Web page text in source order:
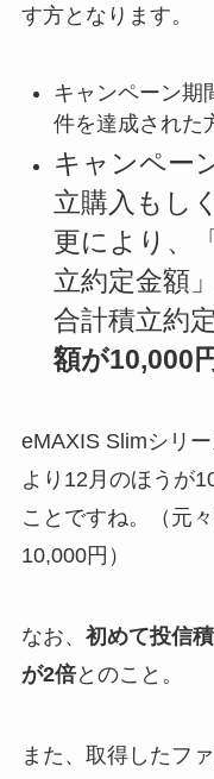
す方となります。
キャンペーン期
件を達成された
キャンペー
立購入もし
更により、
立約定金額
合計積立約
額が10,000
eMAXIS Slimシリ
より12月のほうが
ことですね。（元
10,000円）
なお、 初めて投信
が2倍とのこと。
また、取得したフ